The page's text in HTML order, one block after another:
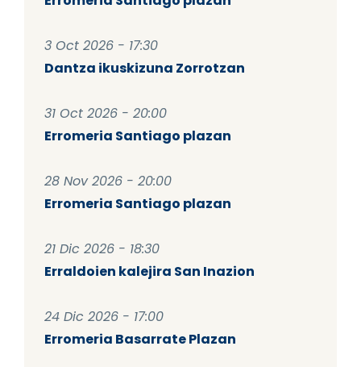
3 Oct 2026 - 17:30
Dantza ikuskizuna Zorrotzan
31 Oct 2026 - 20:00
Erromeria Santiago plazan
28 Nov 2026 - 20:00
Erromeria Santiago plazan
21 Dic 2026 - 18:30
Erraldoien kalejira San Inazion
24 Dic 2026 - 17:00
Erromeria Basarrate Plazan